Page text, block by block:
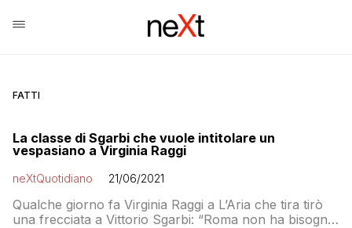
FATTI
La classe di Sgarbi che vuole intitolare un
vespasiano a Virginia Raggi
neXtQuotidiano 21/06/2021
Qualche giorno fa Virginia Raggi a L’Aria che tira tirò
una frecciata a Vittorio Sgarbi: “Roma non ha bisogno